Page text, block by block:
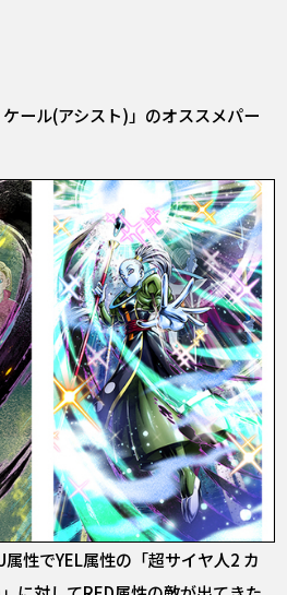
ケール(アシスト)」のオススメパー
属性でYEL属性の「超サイヤ人2 カ